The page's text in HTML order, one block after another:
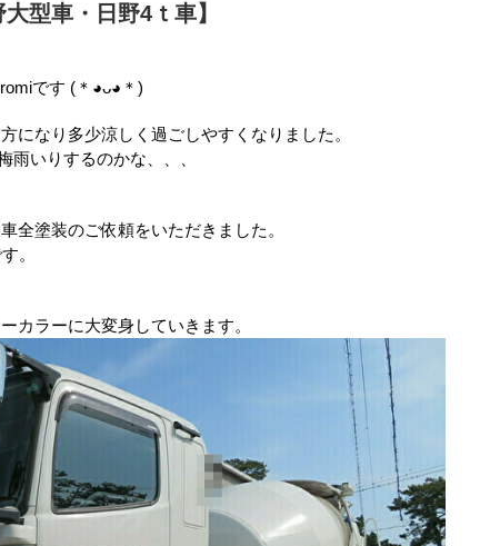
型車・日野4ｔ車】
です (＊◕ᴗ◕＊)
になり多少涼しく過ごしやすくなりました。
雨いりするのかな、、、
全塗装のご依頼をいただきました。
。
カラーに大変身していきます。